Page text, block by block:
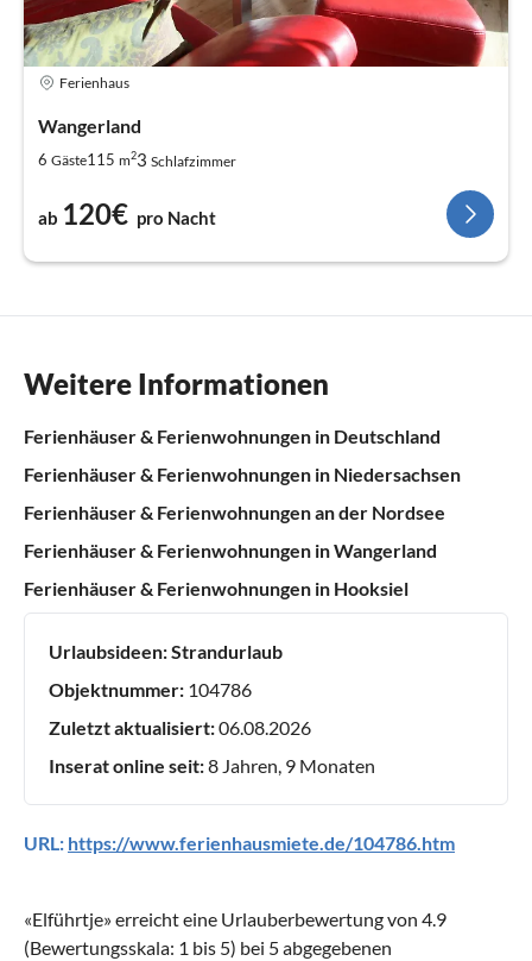
Ferienhaus
Wangerland
6 Gäste115 m23 Schlafzimmer
ab 120€ pro Nacht
Weitere Informationen
Ferienhäuser & Ferienwohnungen in Deutschland
Ferienhäuser & Ferienwohnungen in Niedersachsen
Ferienhäuser & Ferienwohnungen an der Nordsee
Ferienhäuser & Ferienwohnungen in Wangerland
Ferienhäuser & Ferienwohnungen in Hooksiel
Urlaubsideen:Strandurlaub
Objektnummer: 104786
Zuletzt aktualisiert:06.08.2026
Inserat online seit:8 Jahren, 9 Monaten
URL: https://www.ferienhausmiete.de/104786.htm
«Elführtje» erreicht eine Urlauberbewertung von 4.9
(Bewertungsskala: 1 bis 5) bei 5abgegebenen